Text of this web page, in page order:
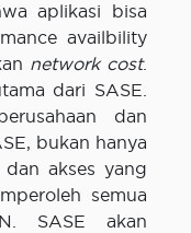
aplikasi bisa
availbility
network cost.
dari SASE.
dan
bukan hanya
dan akses yang
semua
SASE akan